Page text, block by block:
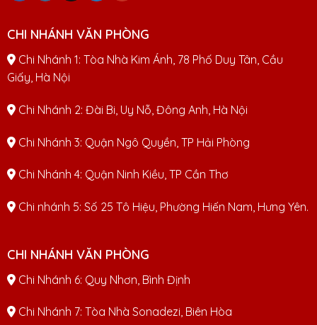
CHI NHÁNH VĂN PHÒNG
Chi Nhánh 1: Tòa Nhà Kim Ánh, 78 Phố Duy Tân, Cầu
Giấy, Hà Nội
Chi Nhánh 2: Đài Bi, Uy Nỗ, Đông Anh, Hà Nội
Chi Nhánh 3: Quận Ngô Quyền, TP Hải Phòng
Chi Nhánh 4: Quận Ninh Kiều, TP Cần Thơ
Chi nhánh 5: Số 25 Tô Hiệu, Phường Hiến Nam, Hưng Yên.
CHI NHÁNH VĂN PHÒNG
Chi Nhánh 6: Quy Nhơn, Bình Định
Chi Nhánh 7: Tòa Nhà Sonadezi, Biên Hòa